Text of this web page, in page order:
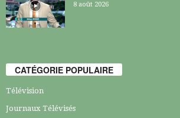
8 août 2026
CATÉGORIE POPULAIRE
Télévision
Journaux Télévisés